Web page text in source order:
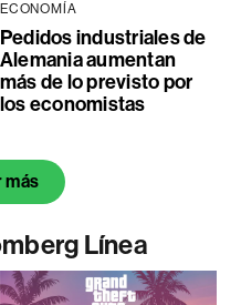
ECONOMÍA
Pedidos industriales de
Alemania aumentan
más de lo previsto por
los economistas
más
Línea